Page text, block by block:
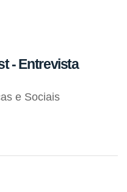
- Entrevista
e Sociais